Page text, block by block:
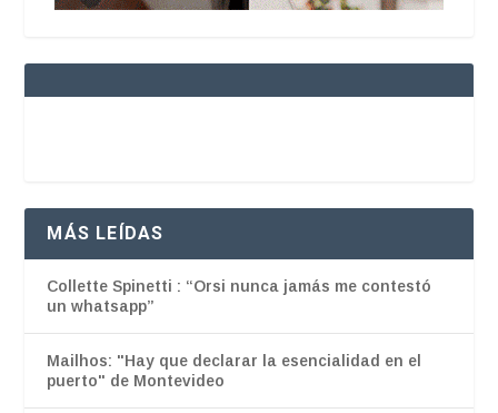
MÁS LEÍDAS
Collette Spinetti : “Orsi nunca jamás me contestó
un whatsapp”
Mailhos: "Hay que declarar la esencialidad en el
puerto" de Montevideo